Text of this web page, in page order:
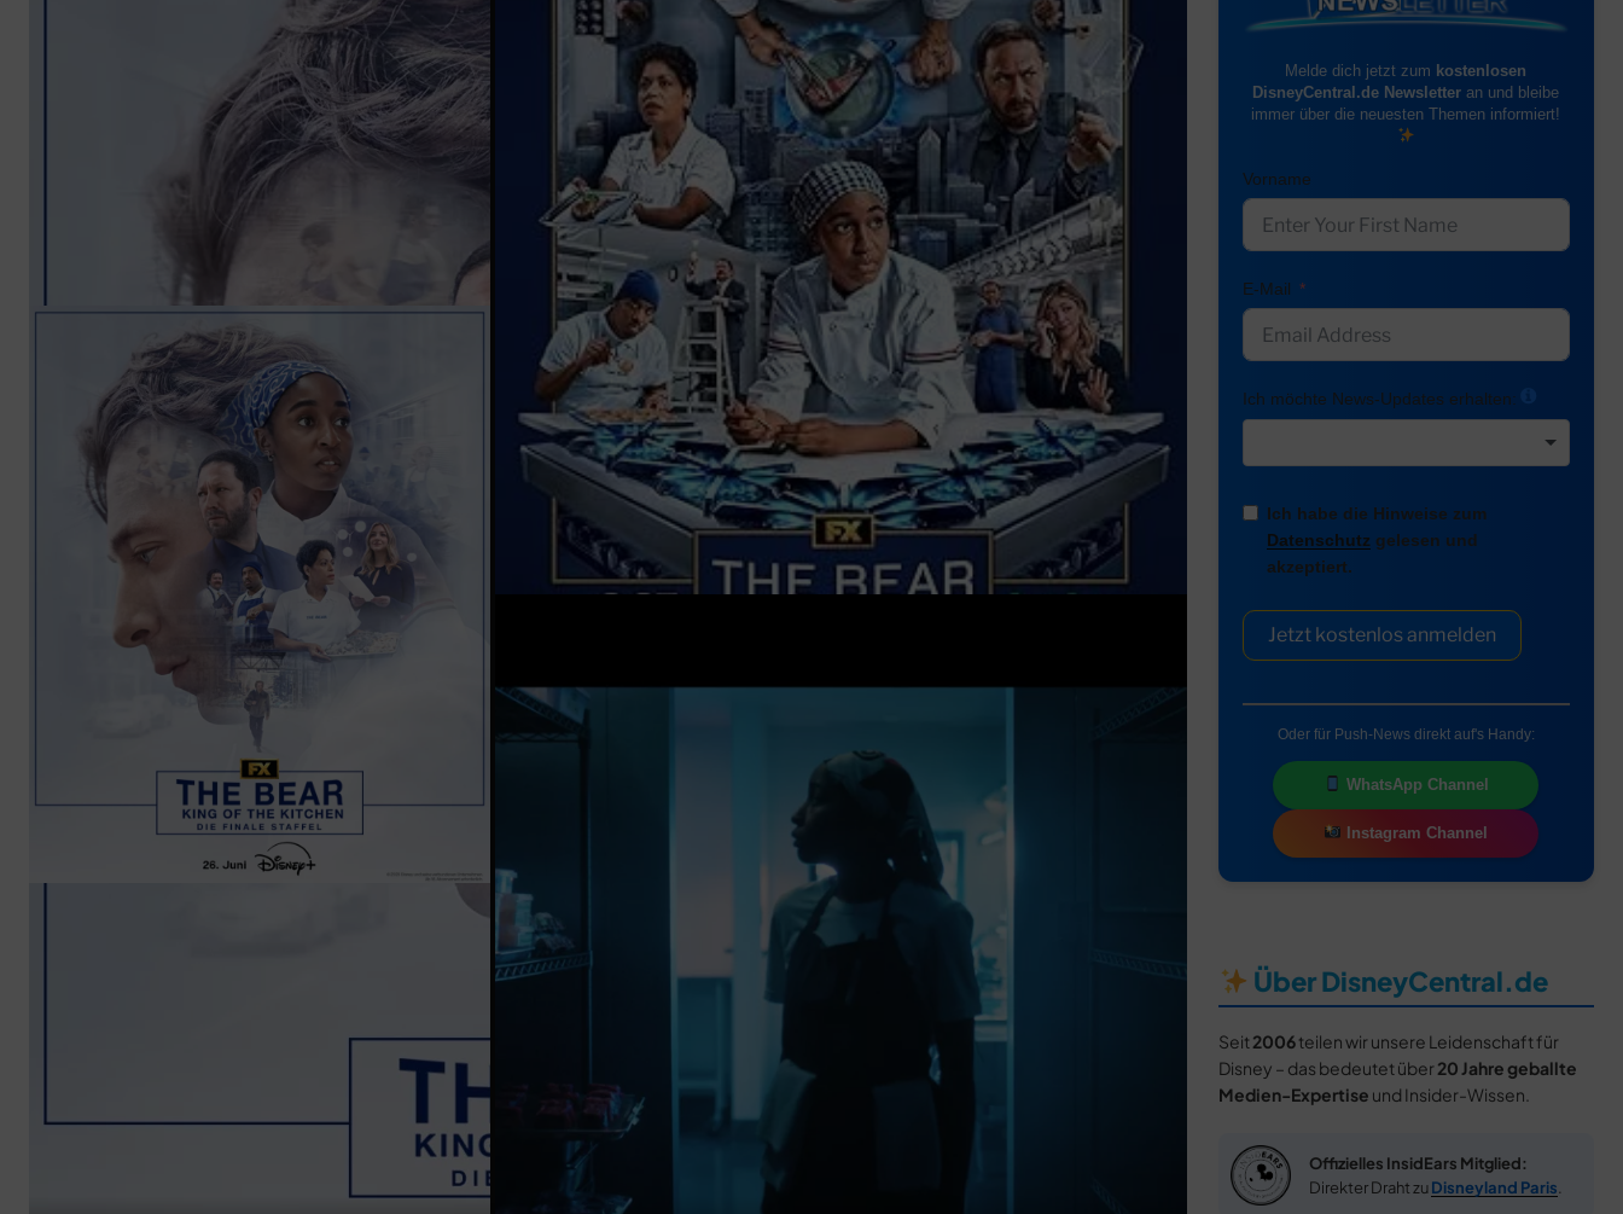
Melde dich jetzt zum kostenlosen
DisneyCentral.de Newsletter an und bleibe
immer über die neuesten Themen informiert!
Vorname
E-Mail
Ich möchte News-Updates erhalten:
Ich habe die Hinweise zum
Datenschutz gelesen und
akzeptiert.
Jetzt kostenlos anmelden
Oder für Push-News direkt auf's Handy:
WhatsApp Channel
Instagram Channel
Über DisneyCentral.de
Seit 2006teilen wir unsere Leidenschaft für
Disney – das bedeutet über 20 Jahre geballte
Medien-Expertise und Insider-Wissen.
Offizielles InsidEars Mitglied:
Direkter Draht zuDisneyland Paris